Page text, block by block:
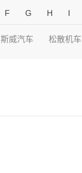
F G H I
斯威汽车 松散机车